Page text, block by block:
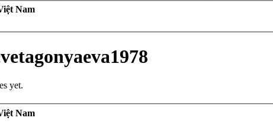
Nam
yet.
Nam